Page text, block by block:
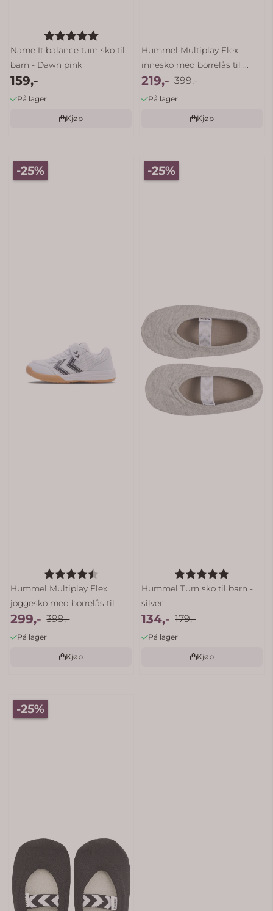
Karakter: 5.0 av 5 mulige
Name It balance turn sko til
barn - Dawn pink
159,-
På lager
Kjøp
Hummel Multiplay Flex
innesko med borrelås til ...
219,- 399,-
På lager
Kjøp
-25%
Karakter:
Hummel Multiplay Flex
joggesko med borrelås til ...
299,- 399,-
På lager
Kjøp
-25%
Karakter:
Hummel Turn sko til barn -
silver
134,- 179,-
På lager
Kjøp
-25%